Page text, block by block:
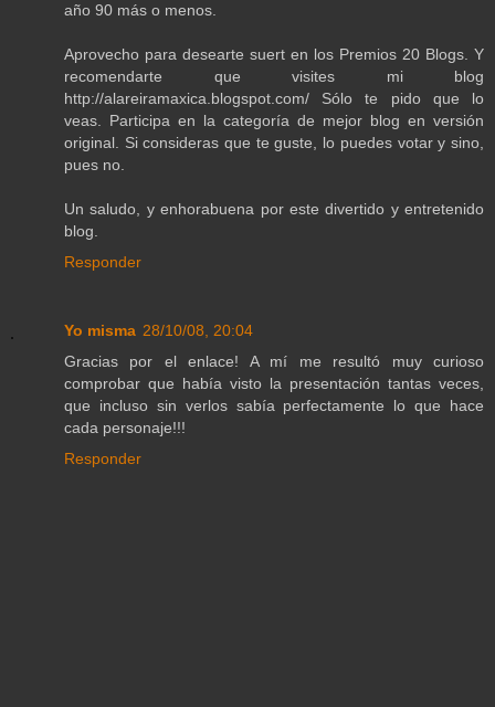
año 90 más o menos.
Aprovecho para desearte suert en los Premios 20 Blogs. Y
recomendarte que visites mi blog
http://alareiramaxica.blogspot.com/ Sólo te pido que lo
veas. Participa en la categoría de mejor blog en versión
original. Si consideras que te guste, lo puedes votar y sino,
pues no.
Un saludo, y enhorabuena por este divertido y entretenido
blog.
Responder
Yo misma 28/10/08, 20:04
Gracias por el enlace! A mí me resultó muy curioso
comprobar que había visto la presentación tantas veces,
que incluso sin verlos sabía perfectamente lo que hace
cada personaje!!!
Responder